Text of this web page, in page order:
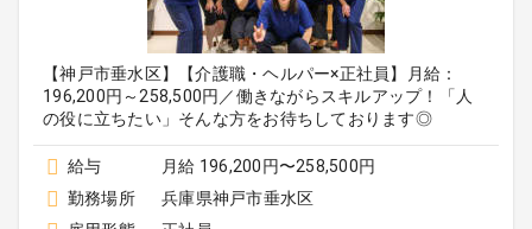
【神戸市垂水区】【介護職・ヘルパー×正社員】月給：
196,200円～258,500円／働きながらスキルアップ！「人
の役に立ちたい」そんな方をお待ちしております◎
給与
月給 196,200円〜258,500円
勤務場所
兵庫県神戸市垂水区